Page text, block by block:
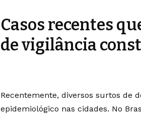
Casos recentes
de vigilância
Recentemente, diversos surtos de
epidemiológico nas cidades. No